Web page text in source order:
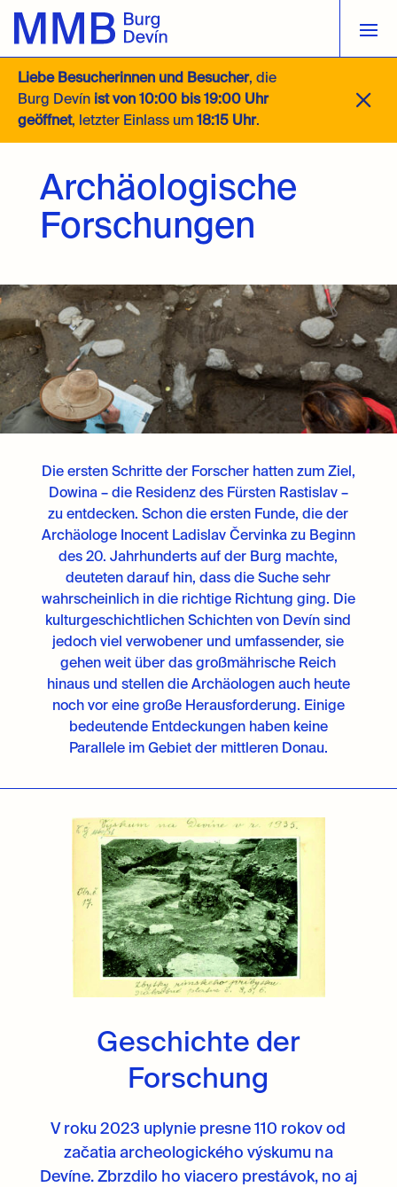
M
Liebe Besucherinnen und Besucher, die
Burg Devín ist von 10:00 bis 19:00 Uhr
geöffnet, letzter Einlass um 18:15 Uhr.
Archäologische
Forschungen
Die ersten Schritte der Forscher hatten zum Ziel,
Dowina – die Residenz des Fürsten Rastislav –
zu entdecken. Schon die ersten Funde, die der
Archäologe Inocent Ladislav Červinka zu Beginn
des 20. Jahrhunderts auf der Burg machte,
deuteten darauf hin, dass die Suche sehr
wahrscheinlich in die richtige Richtung ging. Die
kulturgeschichtlichen Schichten von Devín sind
jedoch viel verwobener und umfassender, sie
gehen weit über das großmährische Reich
hinaus und stellen die Archäologen auch heute
noch vor eine große Herausforderung. Einige
bedeutende Entdeckungen haben keine
Parallele im Gebiet der mittleren Donau.
Geschichte der
Forschung
V roku 2023 uplynie presne 110 rokov od
začatia archeologického výskumu na
Devíne. Zbrzdilo ho viacero prestávok, no aj